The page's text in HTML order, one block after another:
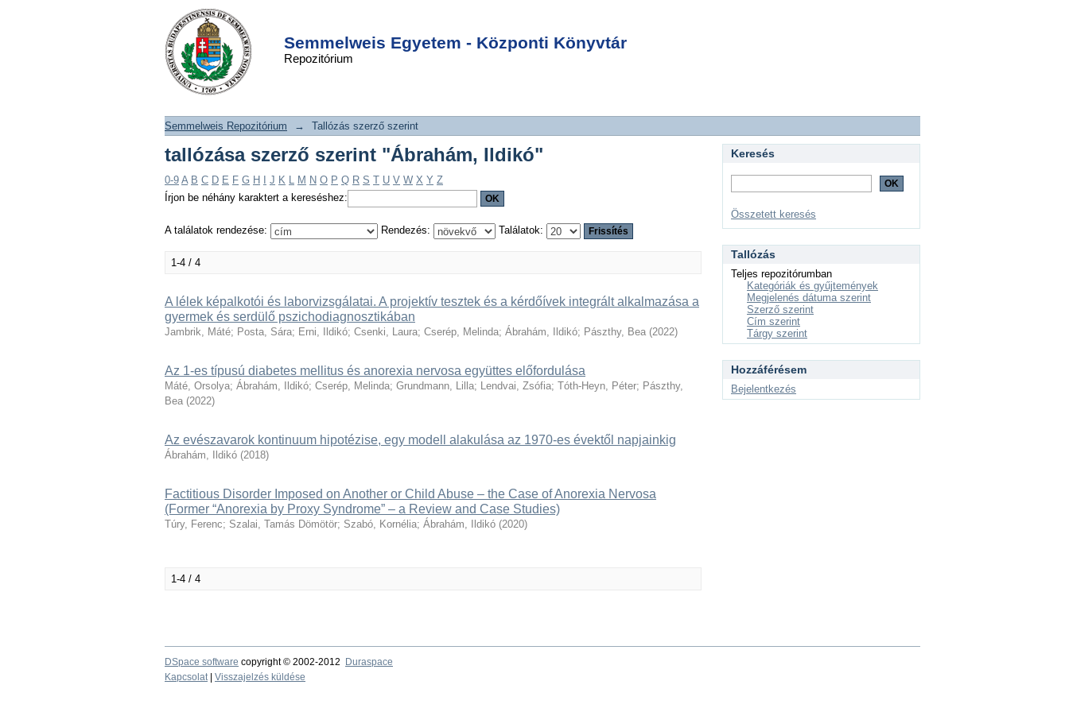
Semmelweis Egyetem - Központi Könyvtár
Repozitórium
tallózása szerző szerint "Ábrahám,
Ildikó"
DSpace/Manakin Repository
Semmelweis Repozitórium → Tallózás szerző szerint
tallózása szerző szerint "Ábrahám, Ildikó"
0-9 A B C D E F G H J K L M N O P Q R S T U V W X Y Z
Írjon be néhány karaktert a kereséshez:
A találatok rendezése: Rendezés: Találatok:
1-4 / 4
A lélek képalkotói és laborvizsgálatai. A projektív tesztek és a kérdőívek integrált alkalmazása a
gyermek és serdülő pszichodiagnosztikában
Jambrik, Máté; Posta, Sára; Erni, Ildikó; Csenki, Laura; Cserép, Melinda; Ábrahám, Ildikó; Pászthy, Bea (2022)
Az 1-es típusú diabetes mellitus és anorexia nervosa együttes előfordulása
Máté, Orsolya; Ábrahám, Ildikó; Cserép, Melinda; Grundmann, Lilla; Lendvai, Zsófia; Tóth-Heyn, Péter; Pászthy,
Bea (2022)
Az evészavarok kontinuum hipotézise, egy modell alakulása az 1970-es évektől napjainkig
Ábrahám, Ildikó (2018)
Factitious Disorder Imposed on Another or Child Abuse – the Case of Anorexia Nervosa
(Former “Anorexia by Proxy Syndrome” – a Review and Case Studies)
Túry, Ferenc; Szalai, Tamás Dömötör; Szabó, Kornélia; Ábrahám, Ildikó (2020)
1-4 / 4
Keresés
Összetett keresés
Tallózás
Teljes repozitórumban
Kategóriák és gyűjtemények
Megjelenés dátuma szerint
Szerző szerint
Cím szerint
Tárgy szerint
Hozzáférésem
Bejelentkezés
DSpace software copyright © 2002-2012
Duraspace
Kapcsolat| Visszajelzés küldése